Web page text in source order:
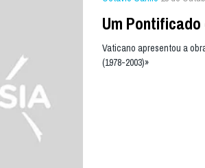
Um
Vaticano apresentou a
(1978-2003)»